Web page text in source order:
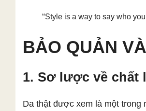
Style is a way to say who
BẢO QUẢN
1. Sơ lược về chất
Da thật được xem là một trong